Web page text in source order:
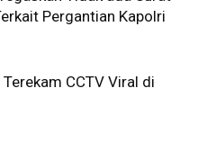
Pergantian Kapolri
CCTV Viral di